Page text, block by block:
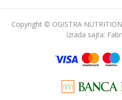
Copyright © OGISTRA
Izrada sajta: